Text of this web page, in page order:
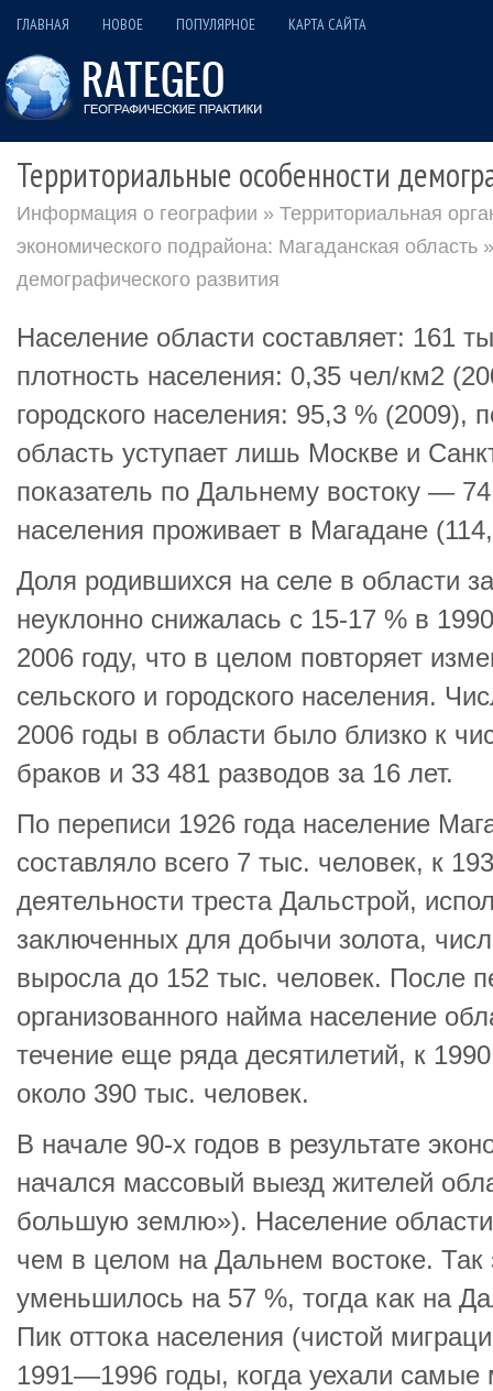
ГЛАВНАЯ НОВОЕ ПОПУЛЯРНОЕ КАРТА САЙТА
Территориальные особенности
Информация о географии » Территориальная
экономического подрайона: Магаданская область
демографического развития
Население области составляет: 161
плотность населения: 0,35 чел/км2
городского населения: 95,3 % (2009),
область уступает лишь Москве и
показатель по Дальнему востоку —
населения проживает в Магадане
Доля родившихся на селе в области
неуклонно снижалась с 15-17 % в
2006 году, что в целом повторяет
сельского и городского населения.
2006 годы в области было близко к
браков и 33 481 разводов за 16 лет.
По переписи 1926 года население
составляло всего 7 тыс. человек, к
деятельности треста Дальстрой,
заключенных для добычи золота,
выросла до 152 тыс. человек. После
организованного найма население
течение еще ряда десятилетий, к
около 390 тыс. человек.
В начале 90-х годов в результате
начался массовый выезд жителей
большую землю»). Население
чем в целом на Дальнем востоке. Так
уменьшилось на 57 %, тогда как на
Пик оттока населения (чистой
1991—1996 годы, когда уехали